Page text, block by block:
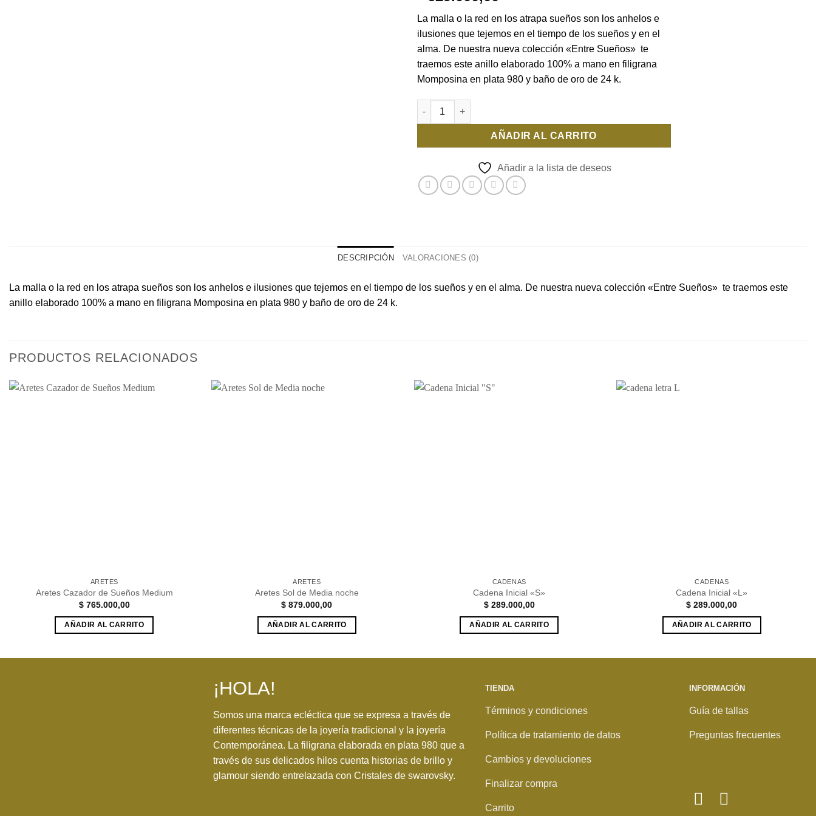
La malla o la red en los atrapa sueños son los anhelos e
ilusiones que tejemos en el tiempo de los sueños y en el
alma. De nuestra nueva colección «Entre Sueños» te
traemos este anillo elaborado 100% a mano en filigrana
Momposina en plata 980 y baño de oro de 24 k.
Anillo Atrapasueños cantidad
AÑADIR AL CARRITO
Añadir a la lista de deseos
DESCRIPCIÓN VALORACIONES (0)
La malla o la red en los atrapa sueños son los anhelos e ilusiones que tejemos en el tiempo de los sueños y en el alma. De nuestra nueva colección «Entre Sueños» te traemos este
anillo elaborado 100% a mano en filigrana Momposina en plata 980 y baño de oro de 24 k.
PRODUCTOS RELACIONADOS
ARETES
Aretes Cazador de Sueños Medium
$765.000,00
AÑADIR AL CARRITO
ARETES
Aretes Sol de Media noche
$ 879.000,00
AÑADIR AL CARRITO
CADENAS
Cadena Inicial «S»
$289.000,00
AÑADIR AL CARRITO
CADENAS
Cadena Inicial «L»
$ 289.000,00
AÑADIR AL CARRITO
¡HOLA!
Somos una marca ecléctica que se expresa a través de
diferentes técnicas de la joyería tradicional y la joyería
Contemporánea. La filigrana elaborada en plata 980 que a
través de sus delicados hilos cuenta historias de brillo y
glamour siendo entrelazada con Cristales de swarovsky.
TIENDA
Términos y condiciones
Política de tratamiento de datos
Cambios y devoluciones
Finalizar compra
Carrito
INFORMACIÓN
Guía de tallas
Preguntas frecuentes